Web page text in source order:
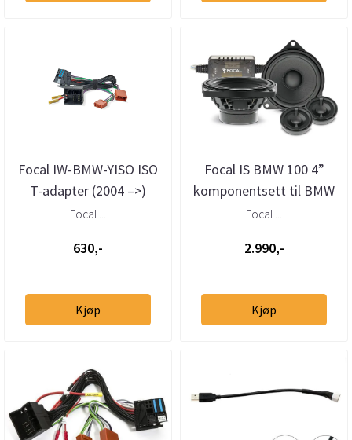
Focal IW-BMW-YISO ISO
T-adapter (2004 –>)
Focal ...
630,-
Kjøp
Focal IS BMW 100 4”
komponentsett til BMW
og MINI
Focal ...
2.990,-
Kjøp